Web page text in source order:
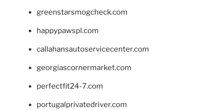
greenstarsmogcheck.com
happypawspl.com
callahansautoservicecenter.com
georgiascornermarket.com
perfectfit24-7.com
portugalprivatedriver.com